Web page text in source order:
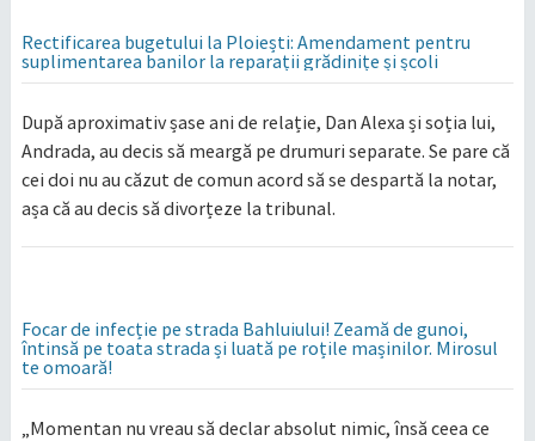
Rectificarea bugetului la Ploiești: Amendament pentru
suplimentarea banilor la reparații grădinițe și școli
După aproximativ șase ani de relație, Dan Alexa și soția lui,
Andrada, au decis să meargă pe drumuri separate. Se pare că
cei doi nu au căzut de comun acord să se despartă la notar,
așa că au decis să divorțeze la tribunal.
Focar de infecție pe strada Bahluiului! Zeamă de gunoi,
întinsă pe toata strada și luată pe roțile mașinilor. Mirosul
te omoară!
„Momentan nu vreau să declar absolut nimic, însă ceea ce